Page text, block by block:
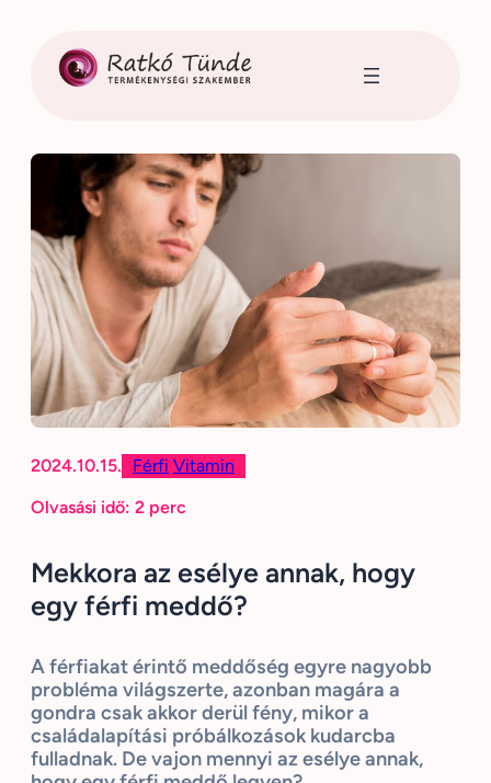
tartalomhoz
2024.10.15. Férfi Vitamin
Olvasási idő: 2 perc
Mekkora az esélye annak, hogy
egy férfi meddő?
A férfiakat érintő meddőség egyre nagyobb
probléma világszerte, azonban magára a
gondra csak akkor derül fény, mikor a
családalapítási próbálkozások kudarcba
fulladnak. De vajon mennyi az esélye annak,